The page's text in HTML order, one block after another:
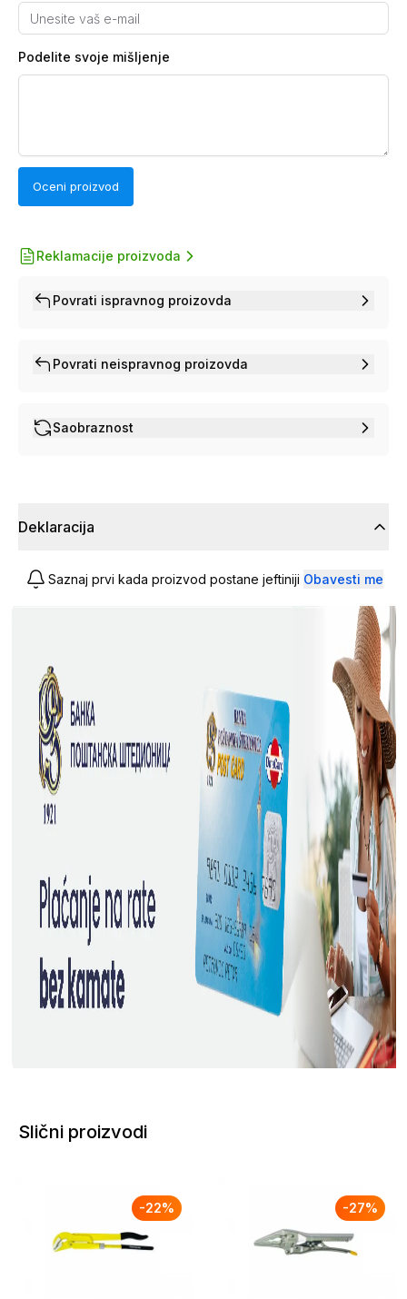
Podelite svoje mišljenje
Oceni proizvod
Reklamacije proizvoda
Povrati ispravnog proizovda
Povrati neispravnog proizovda
Saobraznost
Deklaracija
Saznaj prvi kada proizvod postane jeftiniji Obavesti me
Slični proizvodi
-22% -27%